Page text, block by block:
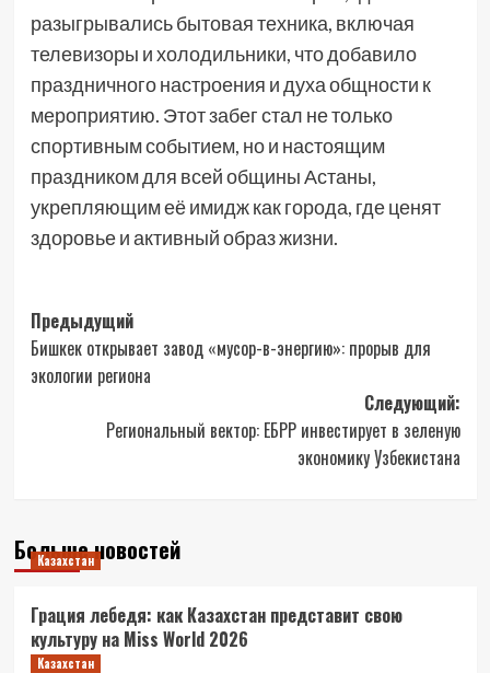
разыгрывались бытовая техника, включая
телевизоры и холодильники, что добавило
праздничного настроения и духа общности к
мероприятию. Этот забег стал не только
спортивным событием, но и настоящим
праздником для всей общины Астаны,
укрепляющим её имидж как города, где ценят
здоровье и активный образ жизни.
Навигация
записи
Предыдущий
Бишкек открывает завод «мусор-в-энергию»: прорыв для
экологии региона
Следующий:
Региональный вектор: ЕБРР инвестирует в зеленую
экономику Узбекистана
Больше новостей
Казахстан
Грация лебедя: как Казахстан представит свою
культуру на Miss World 2026
Казахстан